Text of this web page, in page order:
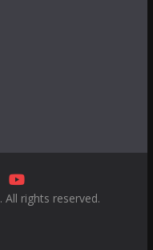
. All rights reserved.